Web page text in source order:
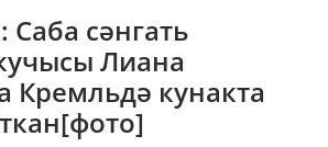
Саба сәнгать
Лиана
Кремльдә кунакта